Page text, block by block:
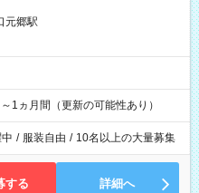
元郷駅
1ヵ月間（更新の可能性あり）
/ 服装自由 / 10名以上の大量募集
する 詳細へ